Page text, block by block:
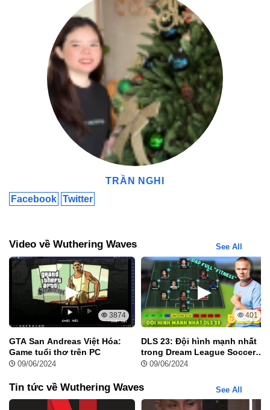
Ra mắt bản Wuthering Waves Apk 2.3.0 có thể download về mobile
Wuthering Waves là trò chơi hành động nhập vai hấp dẫn, kết
hợp chiến đấu, khám phá và cốt truyện sâu sắc. Tải ngay
Wuthering Waves Apk 2.3.0 miễn phí tạiModradar
để trải nghiệm
game trong mùa hè này!
Điều gì làm nên điểm khác biệt của Wuthering Waves?
Tải bản Wuthering Waves APK 1.0.0 để chơi trên điện
thoại được không?
Tải bản Wuthering Waves APK 1.0.0 có bị tính phí không?
TRẦN NGHI
Facebook Twitter
Video về Wuthering Waves See All
3874
GTA San Andreas Việt Hóa:
Game tuổi thơ trên PC
09/06/2024
401
DLS 23: Đội hình mạnh nhất
trong Dream League Soccer
202309/06/2024
Tin tức về Wuthering Waves See All